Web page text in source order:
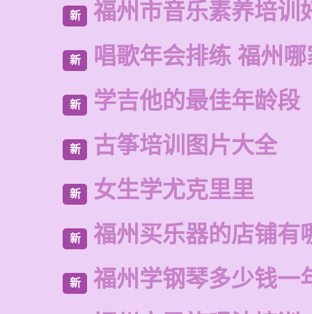
新 福州市音乐素养培训
新 唱歌年会排练 福州
新 学吉他的最佳年龄段
新 古筝培训图片大全
新 女生学尤克里里
新 福州买乐器的店铺有
新 福州学钢琴多少钱一